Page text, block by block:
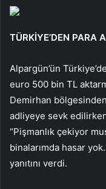
TÜRKİYE’DEN PARA
Alpargün’ün
euro 500 bin TL
Demirhan
adliyeye sevk
“Pişmanlık çekiyor
binalarımda hasar
yanıtını verdi.